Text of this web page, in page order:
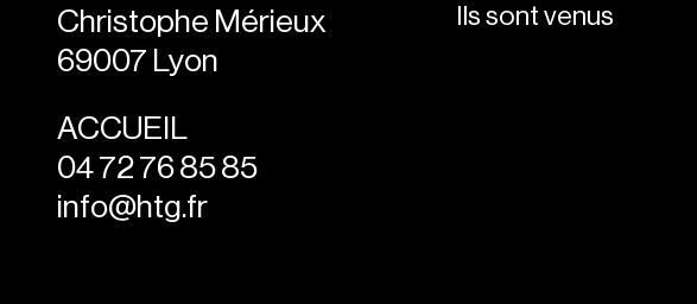
Christophe Mérieux
69007 Lyon
ACCUEIL
04 72 76 85 85
info@htg.fr
Ils sont venus